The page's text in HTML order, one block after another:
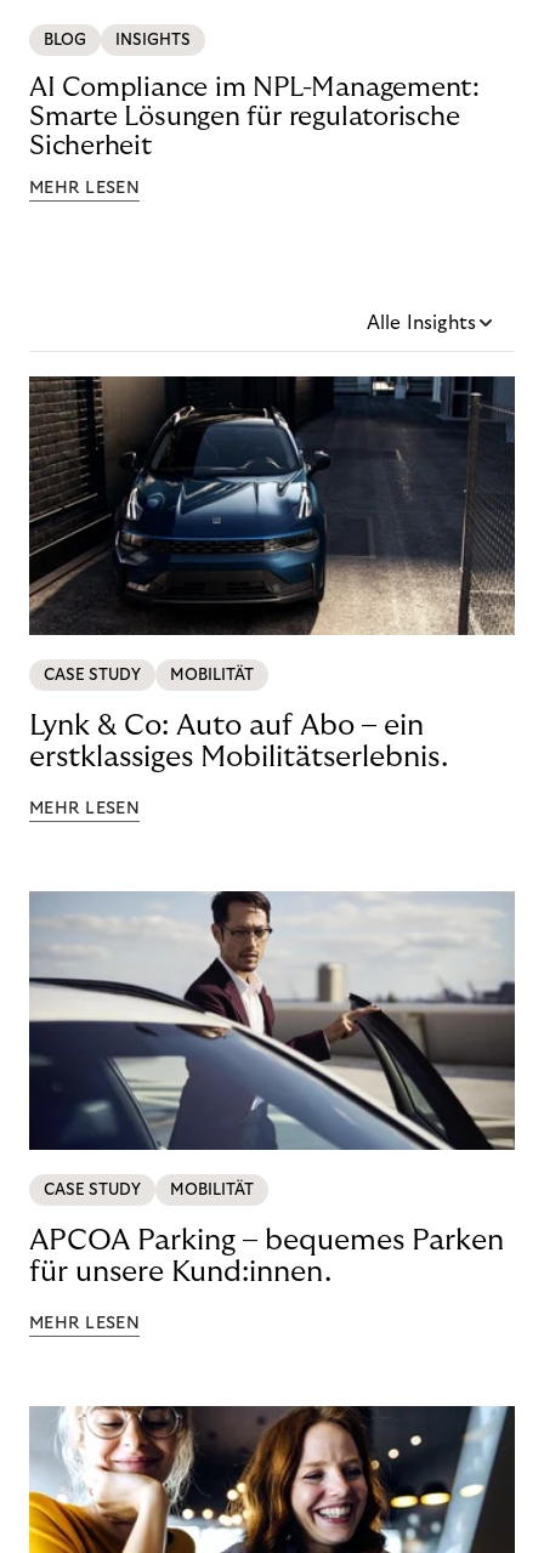
BLOG INSIGHTS
AI Compliance im NPL-Management:
Smarte Lösungen für regulatorische
Sicherheit
MEHR LESEN
Alle Insights
CASE STUDY MOBILITÄT
Lynk & Co: Auto auf Abo – ein
erstklassiges Mobilitätserlebnis.
MEHR LESEN
CASE STUDY MOBILITÄT
APCOA Parking – bequemes Parken
für unsere Kund:innen.
MEHR LESEN